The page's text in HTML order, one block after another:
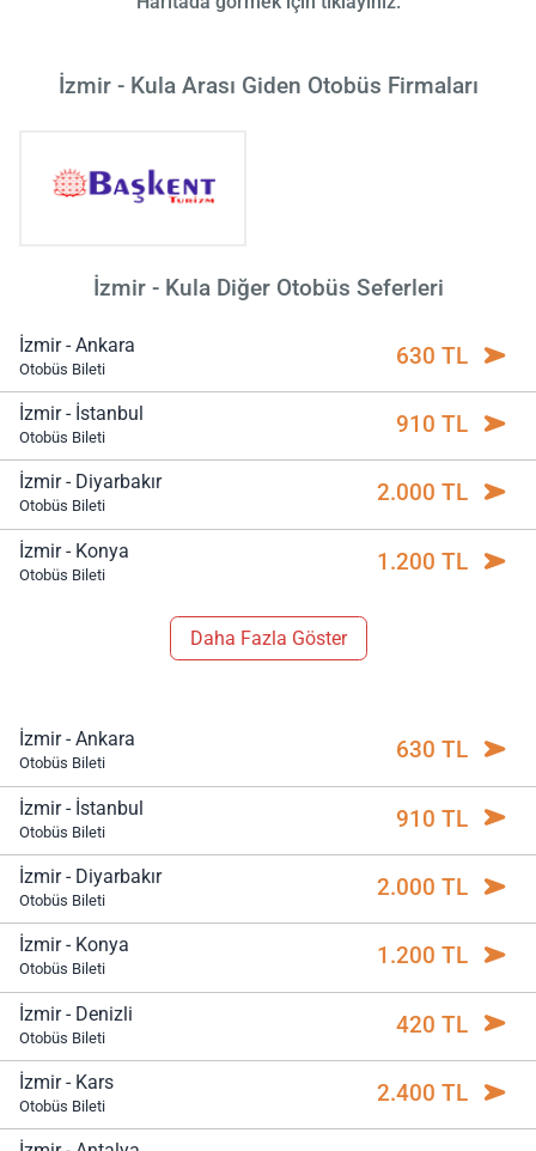
İzmir - Kula Arası Giden Otobüs Firmaları
İzmir - Kula Diğer Otobüs Seferleri
İzmir - Ankara
Otobüs Bileti 630 TL
İzmir - İstanbul
Otobüs Bileti 910 TL
İzmir - Diyarbakır
Otobüs Bileti 2.000 TL
İzmir - Konya
Otobüs Bileti 1.200 TL
Daha Fazla Göster
İzmir - Ankara
Otobüs Bileti 630 TL
İzmir - İstanbul
Otobüs Bileti 910 TL
İzmir - Diyarbakır
Otobüs Bileti 2.000 TL
İzmir - Konya
Otobüs Bileti 1.200 TL
İzmir - Denizli
Otobüs Bileti 420 TL
İzmir - Kars
Otobüs Bileti 2.400 TL